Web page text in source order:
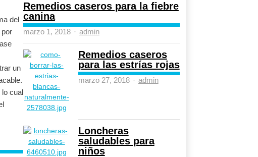
del
un
cual
Remedios caseros para la fiebre
canina
marzo 1, 2018 Author
admin
Remedios caseros
para las estrías rojas
marzo 27, 2018 Author
admin
Loncheras
saludables para
niños